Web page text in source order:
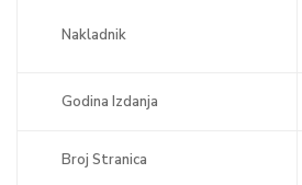
Nakladnik
Godina Izdanja
Broj Stranica